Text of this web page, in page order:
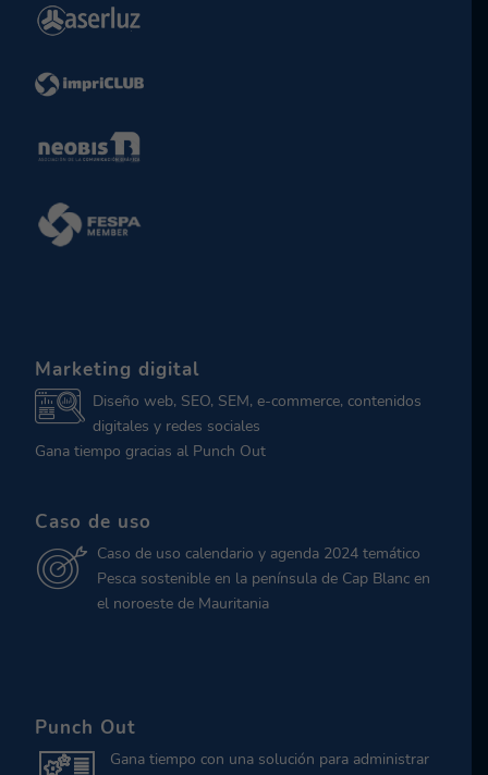
Marketing digital
Diseño web, SEO, SEM, e-commerce, contenidos
digitales y redes sociales
Gana tiempo gracias al Punch Out
Caso de uso
Caso de uso calendario y agenda 2024 temático
Pesca sostenible en la península de Cap Blanc en
el noroeste de Mauritania
Punch Out
Gana tiempo con una solución para administrar